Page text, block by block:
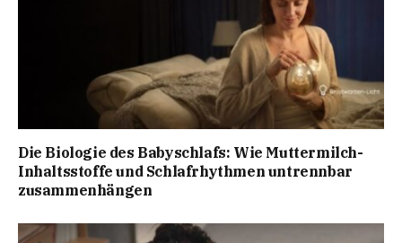
Die Biologie des Babyschlafs: Wie Muttermilch-
Inhaltsstoffe und Schlafrhythmen untrennbar
zusammenhängen